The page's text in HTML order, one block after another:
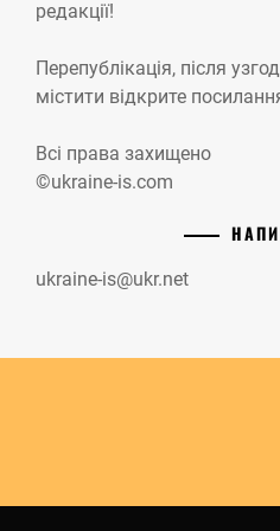
редакції!
Перепублікація, після
містити відкрите
Всі права захищено
©ukraine-is.com
ukraine-is@ukr.net